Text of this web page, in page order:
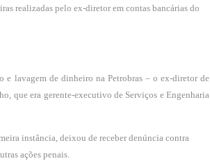
realizadas pelo ex-diretor em contas bancárias do
e lavagem de dinheiro na Petrobras – o ex-diretor de
que era gerente-executivo de Serviços e Engenharia
instância, deixou de receber denúncia contra
ações penais.